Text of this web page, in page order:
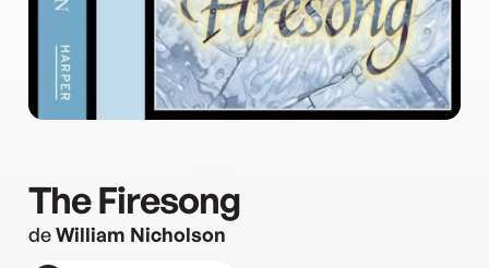
The Firesong
deWilliam Nicholson